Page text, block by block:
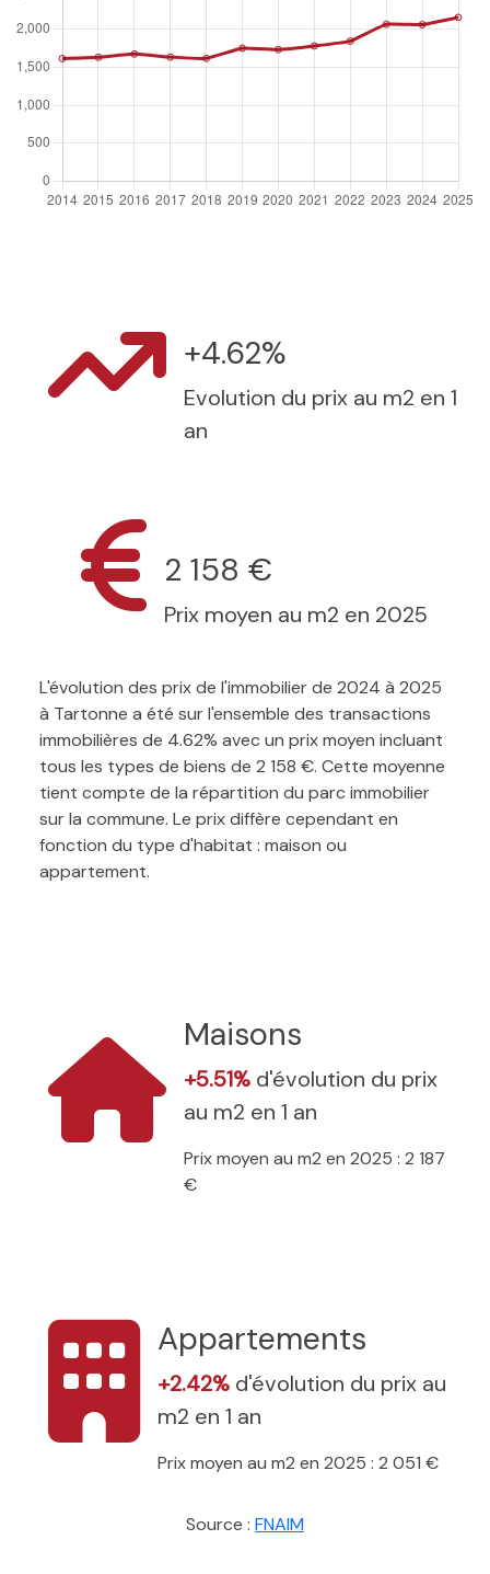
+4.62%
Evolution du prix au m2 en 1
an
2 158 €
Prix moyen au m2 en 2025
L'évolution des prix de l'immobilier de 2024 à 2025
à Tartonne a été sur l'ensemble des transactions
immobilières de 4.62% avec un prix moyen incluant
tous les types de biens de 2 158 €. Cette moyenne
tient compte de la répartition du parc immobilier
sur la commune. Le prix diffère cependant en
fonction du type d'habitat : maison ou
appartement.
Maisons
+5.51% d'évolution du prix
au m2 en 1 an
Prix moyen au m2 en 2025 : 2 187
€
Appartements
+2.42% d'évolution du prix au
m2 en 1 an
Prix moyen au m2 en 2025 : 2 051 €
Source : FNAIM